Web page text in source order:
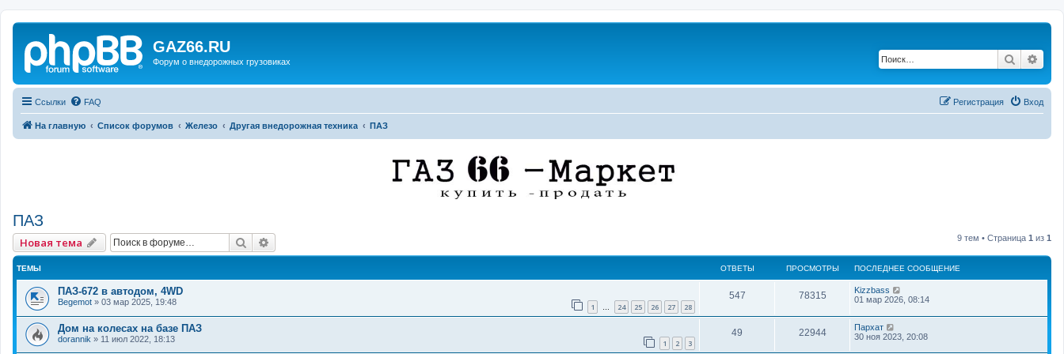
GAZ66.RU
Форум о внедорожных грузовиках Поиск
Ссылки FAQ Вход
Регистрация
На главную Список форумов Железо Другая внедорожная техника ПАЗ
ПАЗ
Новая тема Поиск 9 тем • Страница 1 из 1
ТЕМЫ ОТВЕТЫ ПРОСМОТРЫ ПОСЛЕДНЕЕ СООБЩЕНИЕ
ПАЗ-672 в автодом, 4WD
Begemot » 03 мар 2025, 19:48 1 … 24 25 26 27 28
547 78315
Kizzbass
01 мар 2026, 08:14
Дом на колесах на базе ПАЗ
dorannik » 11 июл 2022, 18:13 1 2 3
49 22944
Пархат
30 ноя 2023, 20:08